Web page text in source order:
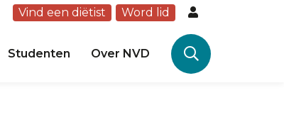
Vind een diëtist Word lid
Studenten Over NVD